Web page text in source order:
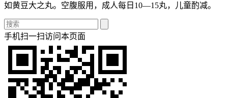
如黄豆大之丸。空腹服用，成人每日10—15丸，儿童酌减。
手机扫一扫访问本页面